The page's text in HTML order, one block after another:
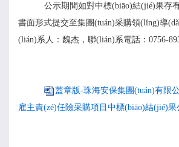
公示期間如對中標(biāo)結(jié)果存有
書面形式提交至集團(tuán)采購領(lǐng)導
(lián)系人： 魏杰 ，聯(lián)系電話：0756-
蓋章版-珠海安保集團(tuán)有限
雇主責(zé)任險采購項目中標(biāo)結(jié)果